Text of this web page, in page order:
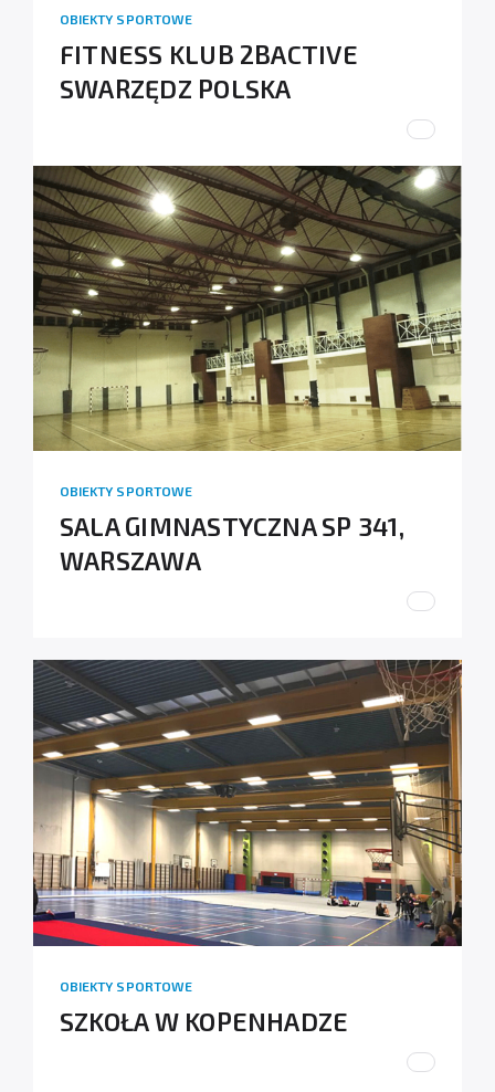
OBIEKTY SPORTOWE
FITNESS KLUB 2BACTIVE
SWARZĘDZ POLSKA
OBIEKTY SPORTOWE
SALA GIMNASTYCZNA SP 341,
WARSZAWA
OBIEKTY SPORTOWE
SZKOŁA W KOPENHADZE